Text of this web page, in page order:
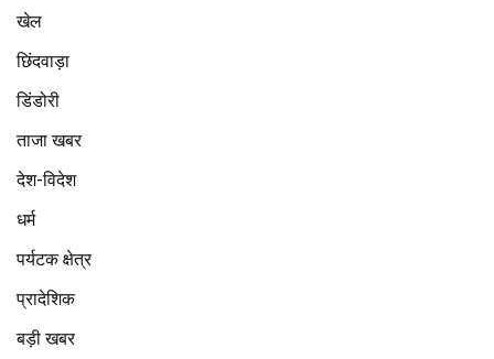
खेल
छिंदवाड़ा
डिंडोरी
ताजा खबर
देश-विदेश
धर्म
पर्यटक क्षेत्र
प्रादेशिक
बड़ी खबर